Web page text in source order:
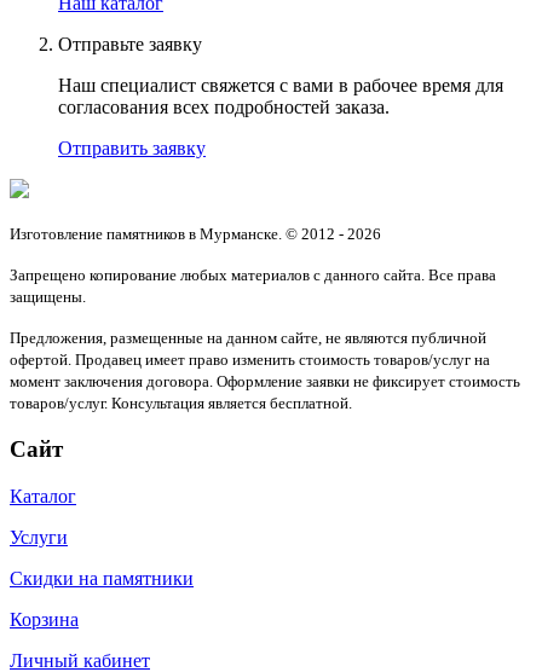
Отправьте заявку
Наш специалист свяжется с вами в рабочее время для
согласования всех подробностей заказа.
Отправить заявку
Изготовление памятников в Мурманске. © 2012 - 2026
Запрещено копирование любых материалов с данного сайта. Все права
защищены.
Предложения, размещенные на данном сайте, не являются публичной
офертой. Продавец имеет право изменить стоимость товаров/услуг на
момент заключения договора. Оформление заявки не фиксирует стоимость
товаров/услуг. Консультация является бесплатной.
Сайт
Каталог
Услуги
Скидки на памятники
Корзина
Личный кабинет